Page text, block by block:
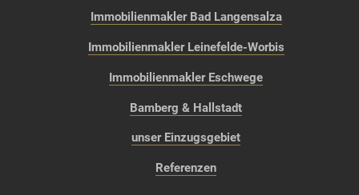
Immobilienmakler Bad Langensalza
Immobilienmakler Leinefelde-Worbis
Immobilienmakler Eschwege
Bamberg & Hallstadt
unser Einzugsgebiet
Referenzen